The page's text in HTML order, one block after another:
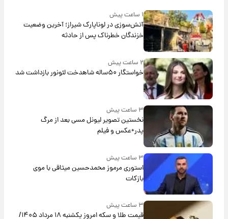
۱ ساعت پیش
آتش‌سوزی در لوناپارک شیراز؛ آخرین وضعیت
خزندگان خطرناک پس از حادثه
۲ ساعت پیش
خواستگار ۵۰ساله شاهدخت لئونور بازداشت شد
۳ ساعت پیش
نخستین تصویر لیونل مسی بعد از مرگ
پدر+عکس و فیلم
۳ ساعت پیش
استوری مرموز محمدحسین میثاقی با موی
بازکات
۳ ساعت پیش
قیمت طلا و سکه امروز یکشنبه ۱۸ مرداد ۱۴۰۵/